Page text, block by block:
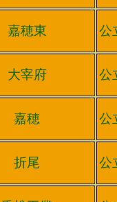
嘉穂東 公
大宰府 公
嘉穂 公
折尾 公